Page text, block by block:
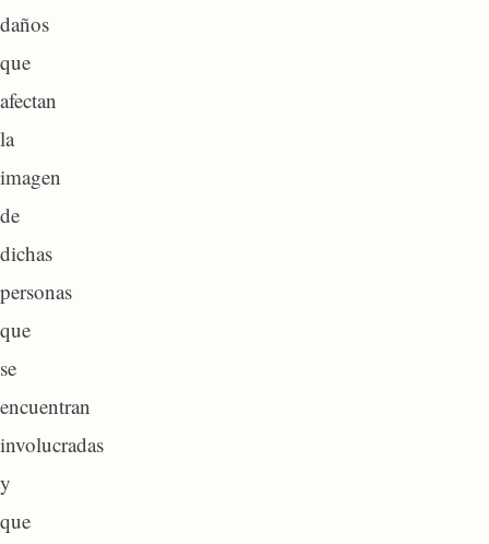
daños
que
afectan
la
imagen
de
dichas
personas
que
se
encuentran
involucradas
y
que